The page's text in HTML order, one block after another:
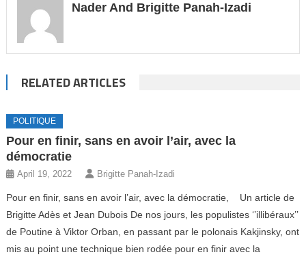
Nader And Brigitte Panah-Izadi
RELATED ARTICLES
POLITIQUE
Pour en finir, sans en avoir l’air, avec la
démocratie
April 19, 2022 Brigitte Panah-Izadi
Pour en finir, sans en avoir l’air, avec la démocratie, Un article de
Brigitte Adès et Jean Dubois De nos jours, les populistes ‘’illibéraux’’
de Poutine à Viktor Orban, en passant par le polonais Kakjinsky, ont
mis au point une technique bien rodée pour en finir avec la